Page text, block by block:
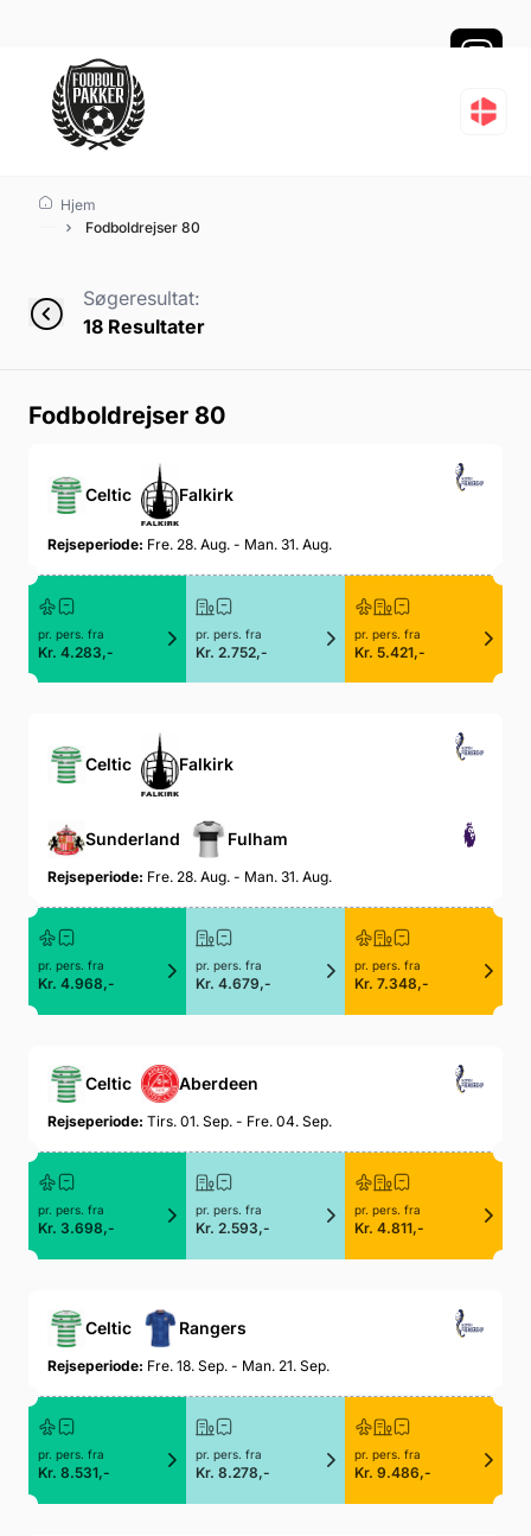
Fodboldrejser 80
Hjem
Fodboldrejser 80
Søgeresultat:
18 Resultater
Fodboldrejser 80
Celtic Falkirk
Rejseperiode: Fre. 28. Aug. - Man. 31. Aug.
pr. pers. fra
Kr. 4.283,-
pr. pers. fra
Kr. 2.752,-
pr. pers. fra
Kr. 5.421,-
Celtic Falkirk
Sunderland Fulham
Rejseperiode: Fre. 28. Aug. - Man. 31. Aug.
pr. pers. fra
Kr. 4.968,-
pr. pers. fra
Kr. 4.679,-
pr. pers. fra
Kr. 7.348,-
Celtic Aberdeen
Rejseperiode: Tirs. 01. Sep. - Fre. 04. Sep.
pr. pers. fra
Kr. 3.698,-
pr. pers. fra
Kr. 2.593,-
pr. pers. fra
Kr. 4.811,-
Celtic Rangers
Rejseperiode: Fre. 18. Sep. - Man. 21. Sep.
pr. pers. fra
Kr. 8.531,-
pr. pers. fra
Kr. 8.278,-
pr. pers. fra
Kr. 9.486,-